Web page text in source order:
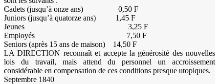
Cadets (jusqu’à onze ans) 0,50 F
Juniors (jusqu’à quatorze ans) 1,45 F
Jeunes 3,25 F
Employés 7,50 F
Seniors (après 15 ans de maison) 14,50 F
LA DIRECTION reconnaît et accepte la générosité des nouvelles
lois du travail, mais attend du personnel un accroissement
considérable en compensation de ces conditions presque utopiques.
Septembre 1840